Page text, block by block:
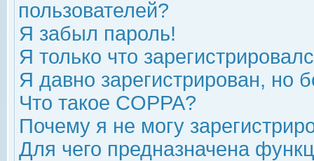
пользователей?
Я забыл пароль!
Я только что
Я давно зарегистрирован, но
Что такое COPPA?
Почему я не могу
Для чего предназначена